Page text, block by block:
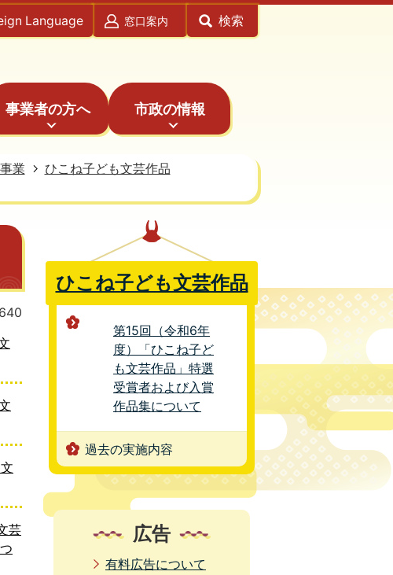
Language 窓口案内 検索
事業者の方へ 市政の情報
業
ひこね子ども文芸作品
芸
ひこね子ども文芸作品
第15回（令和6年
度）「ひこね子ど
も文芸作品」特選
受賞者および入賞
作品集について
過去の実施内容
広告
有料広告について